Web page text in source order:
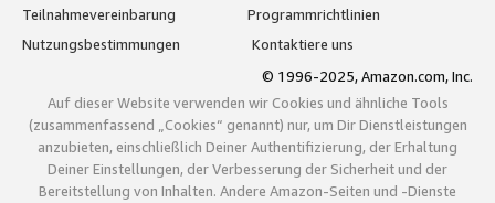
Teilnahmevereinbarung
Programmrichtlinien
Nutzungsbestimmungen
Kontaktiere uns
© 1996-2025, Amazon.com, Inc.
Auf dieser Website verwenden wir Cookies und ähnliche Tools
(zusammenfassend „Cookies“ genannt) nur, um Dir Dienstleistungen
anzubieten, einschließlich Deiner Authentifizierung, der Erhaltung
Deiner Einstellungen, der Verbesserung der Sicherheit und der
Bereitstellung von Inhalten. Andere Amazon-Seiten und -Dienste